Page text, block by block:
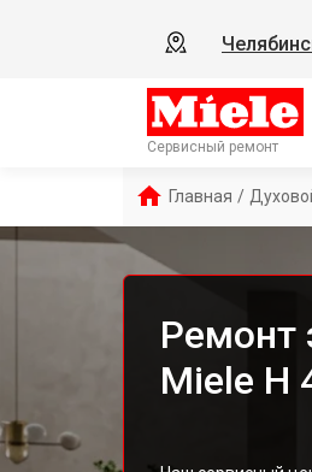
Сервисный ремонт
Главная /
Ремонт
Miele H